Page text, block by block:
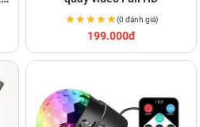
★★★★★
★★★★★(0 đánh giá)
199.000đ